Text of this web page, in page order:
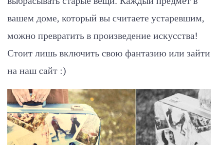
вашем доме, который вы считаете устаревшим,
можно превратить в произведение искусства!
Стоит лишь включить свою фантазию или зайти
на наш сайт :)